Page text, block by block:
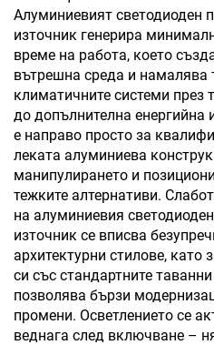
Алуминиевият светодиоден
източник генерира
време на работа, което
вътрешна среда и намалява
климатичните системи през
до допълнителна енергийна
е направо просто за
леката алуминиева
манипулирането и
тежките алтернативи.
на алуминиевия
източник се вписва
архитектурни стилове, като
си със стандартните
позволява бързи
промени. Осветлението се
веднага след включване –